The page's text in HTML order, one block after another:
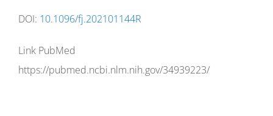
DOI: 10.1096/fj.202101144R
Link PubMed
https://pubmed.ncbi.nlm.nih.gov/34939223/